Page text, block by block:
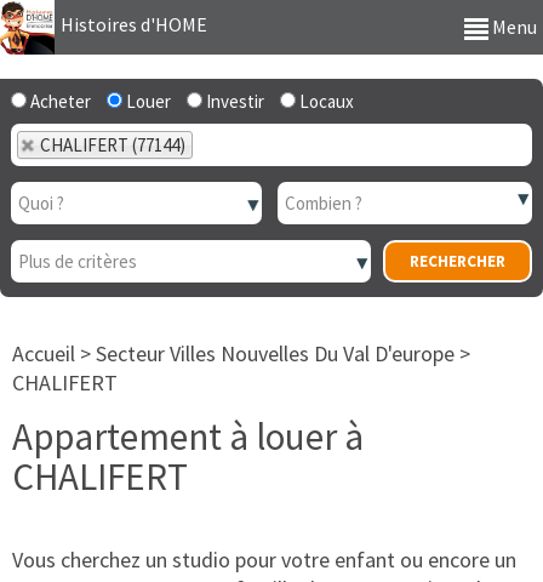
Histoires d'HOME Menu
Acheter Louer Investir
Locaux
CHALIFERT (77144)
Accueil >Secteur Villes Nouvelles Du Val D'europe >
CHALIFERT
Appartement à louer à
CHALIFERT
Vous cherchez un studio pour votre enfant ou encore un